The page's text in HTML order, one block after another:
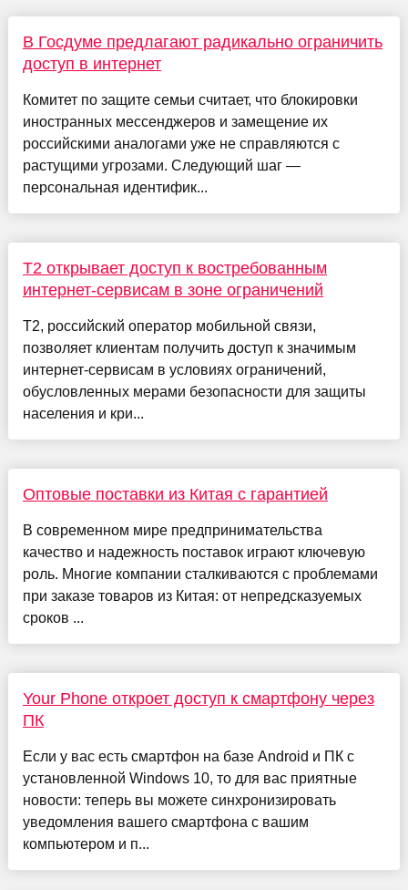
В Госдуме предлагают радикально ограничить
доступ в интернет
Комитет по защите семьи считает, что блокировки
иностранных мессенджеров и замещение их
российскими аналогами уже не справляются с
растущими угрозами. Следующий шаг —
персональная идентифик...
Т2 открывает доступ к востребованным
интернет-сервисам в зоне ограничений
Т2, российский оператор мобильной связи,
позволяет клиентам получить доступ к значимым
интернет-сервисам в условиях ограничений,
обусловленных мерами безопасности для защиты
населения и кри...
Оптовые поставки из Китая с гарантией
В современном мире предпринимательства
качество и надежность поставок играют ключевую
роль. Многие компании сталкиваются с проблемами
при заказе товаров из Китая: от непредсказуемых
сроков ...
Your Phone откроет доступ к смартфону через
ПК
Если у вас есть смартфон на базе Android и ПК с
установленной Windows 10, то для вас приятные
новости: теперь вы можете синхронизировать
уведомления вашего смартфона с вашим
компьютером и п...